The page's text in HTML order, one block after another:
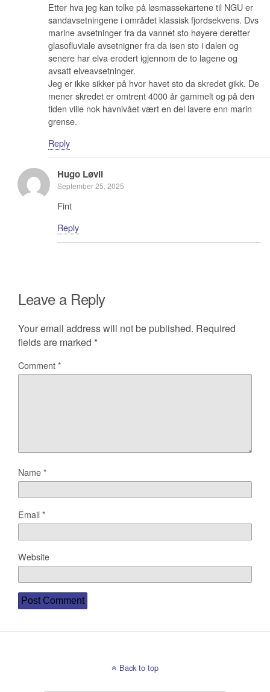
Etter hva jeg kan tolke på løsmassekartene til NGU er
sandavsetningene i området klassisk fjordsekvens. Dvs
marine avsetninger fra da vannet sto høyere deretter
glasofluviale avsetnigner fra da isen sto i dalen og
senere har elva erodert igjennom de to lagene og
avsatt elveavsetninger.
Jeg er ikke sikker på hvor havet sto da skredet gikk. De
mener skredet er omtrent 4000 år gammelt og på den
tiden ville nok havnivået vært en del lavere enn marin
grense.
Reply
Hugo Løvli
September 25, 2025
Fint
Reply
Leave a Reply
Your email address will not be published. Required
fields are marked *
Comment*
Name*
Email*
Website
Back to top